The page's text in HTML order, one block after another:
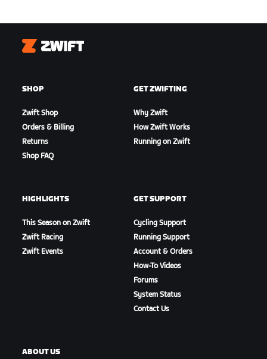
Zwift
SHOP
Zwift Shop
Orders & Billing
Returns
Shop FAQ
GET ZWIFTING
Why Zwift
How Zwift Works
Running on Zwift
HIGHLIGHTS
This Season on Zwift
Zwift Racing
Zwift Events
GET SUPPORT
Cycling Support
Running Support
Account & Orders
How-To Videos
Forums
System Status
Contact Us
ABOUT US